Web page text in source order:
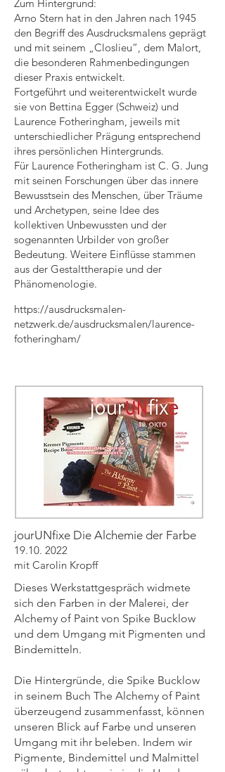
Zum Hintergrund:
Arno Stern hat in den Jahren nach 1945
den Begriff des Ausdrucksmalens geprägt
und mit seinem „Closlieu“, dem Malort,
die besonderen Rahmenbedingungen
dieser Praxis entwickelt.
Fortgeführt und weiterentwickelt wurde
sie von Bettina Egger (Schweiz) und
Laurence Fotheringham, jeweils mit
unterschiedlicher Prägung entsprechend
ihres persönlichen Hintergrunds.
Für Laurence Fotheringham ist C. G. Jung
mit seinen Forschungen über das innere
Bewusstsein des Menschen, über Träume
und Archetypen, seine Idee des
kollektiven Unbewussten und der
sogenannten Urbilder von großer
Bedeutung. Weitere Einflüsse stammen
aus der Gestalttherapie und der
Phänomenologie.
https://ausdrucksmalen-
netzwerk.de/ausdrucksmalen/laurence-
fotheringham/
jourUNfixe Die Alchemie der Farbe
19.10. 2022
mit Carolin Kropff
Dieses Werkstattgespräch widmete
sich den Farben in der Malerei, der
Alchemy of Paint von Spike Bucklow
und dem Umgang mit Pigmenten und
Bindemitteln.
Die Hintergründe, die Spike Bucklow
in seinem Buch The Alchemy of Paint
überzeugend zusammenfasst, können
unseren Blick auf Farbe und unseren
Umgang mit ihr beleben. Indem wir
Pigmente, Bindemittel und Malmittel